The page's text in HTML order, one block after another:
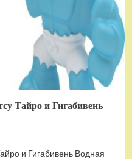
Тайро и Гигабивень
и Гигабивень Водная